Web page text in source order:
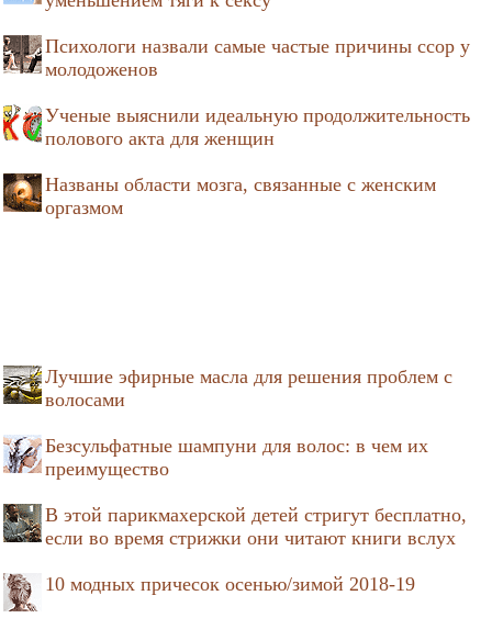
Психологи назвали самые частые причины ссор у
молодоженов
Ученые выяснили идеальную продолжительность
полового акта для женщин
Названы области мозга, связанные с женским
оргазмом
Лучшие эфирные масла для решения проблем с
волосами
Безсульфатные шампуни для волос: в чем их
преимущество
В этой парикмахерской детей стригут бесплатно,
если во время стрижки они читают книги вслух
10 модных причесок осенью/зимой 2018-19